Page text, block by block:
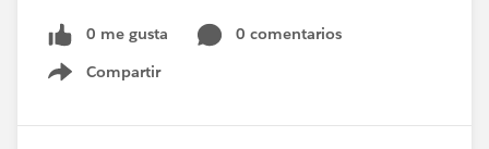
0 me gusta
0 comentarios
Compartir
Show menu